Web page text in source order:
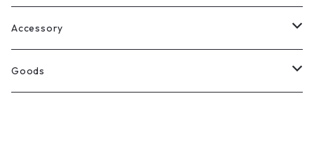
Select
ウェリントン
スクエア
All
Tee
Accessory
Ring
Goods